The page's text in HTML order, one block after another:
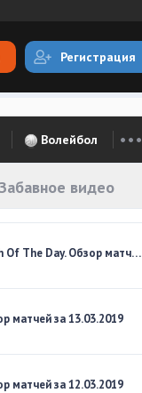
Регистрация
Волейбол
Забавное видео
Чемпионат Англии 2018-19. 31-й тур. Match Of The Day. Обзор матчей воскресенья
матчей за 13.03.2019
матчей за 12.03.2019